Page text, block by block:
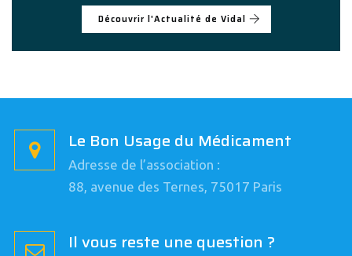
Découvrir l'Actualité de Vidal
Le Bon Usage du Médicament
Adresse de l’association :
88, avenue des Ternes, 75017 Paris
Il vous reste une question ?